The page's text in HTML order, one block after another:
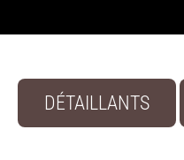
DÉTAILLANTS